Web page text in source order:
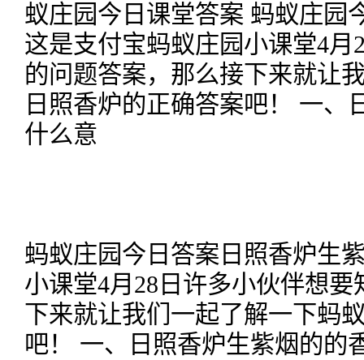
蚁庄园今日课堂答案 蚂蚁庄园
这是支付宝蚂蚁庄园小课堂4
的问题答案，那么接下来就让
日照香炉的正确答案吧！ 一、
什么意
蚂蚁庄园今日答案日照香炉生
小课堂4月28日许多小伙伴想
下来就让我们一起了解一下蚂
吧！ 一、日照香炉生紫烟的的